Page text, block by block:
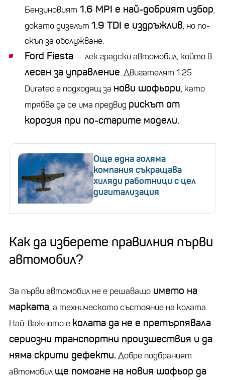
Бензиновият 1.6 MPI е най-добрият избор,
докато дизелът 1.9 TDI е издръжлив, но по-
скъп за обслужване.
Ford Fiesta – лек градски автомобил, който в
лесен за управление. Двигателят 1.25
Duratec е подходящ за нови шофьори, като
трябва да се има предвид рискът от
корозия при по-старите модели.
Още една голяма
компания съкращава
хиляди работници с цел
дигитализация
Как да изберете правилния първи
автомобил?
За първи автомобил не е решаващо името на
марката, а техническото състояние на колата.
Най-важното е колата да не е претърпявала
сериозни транспортни произшествия и да
няма скрити дефекти. Добре подбраният
автомобил ще помогне на новия шофьор да